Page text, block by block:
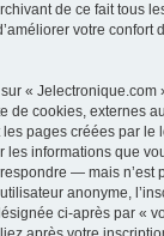
de ce fait tous
votre confort
«
de cookies, externes
pages créées par le
les informations que
— mais
anonyme,
ci-après par «